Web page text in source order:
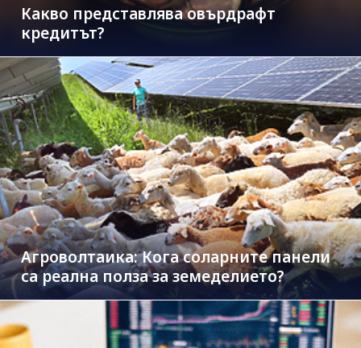
Какво представлява овърдрафт
кредитът?
Агроволтаика: Кога соларните панели
са реална полза за земеделието?